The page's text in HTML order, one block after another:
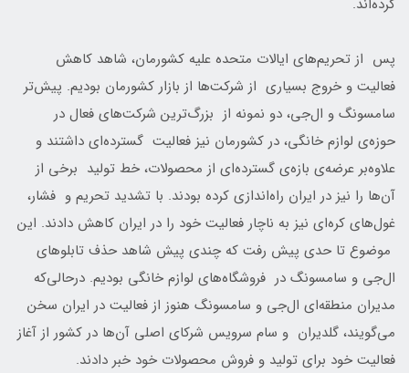
کرده‌اند.
پس از تحریم‌های ایالات متحده علیه کشورمان، شاهد کاهش
فعالیت و خروج بسیاری از شرکت‌ها از بازار کشورمان بودیم. ‌پیش‌تر
سامسونگ و ال‌جی، دو نمونه از بزرگ‌ترین شرکت‌های فعال در
حوزه‌ی لوازم خانگی، در کشورمان نیز فعالیت گسترده‌ای داشتند و
علاوه‌بر عرضه‌ی بازه‌ی گسترده‌ای از محصولات، خط تولید برخی از
آن‌ها را نیز در ایران راه‌اندازی کرده‌ بودند. با تشدید تحریم و فشار،
غول‌های کره‌ای نیز به ناچار فعالیت خود را در ایران کاهش دادند. این
موضوع تا حدی پیش رفت که چندی پیش شاهد حذف تابلو‌های
ال‌جی و سامسونگ در فروشگاه‌های لوازم خانگی بودیم. درحالی‌که
مدیران منطقه‌ای ال‌جی و سامسونگ هنوز از فعالیت در ایران سخن
می‌گویند، گلدیران و سام سرویس شرکای اصلی آن‌ها در کشور از آغاز
فعالیت خود برای تولید و فروش محصولات خود خبر دادند.